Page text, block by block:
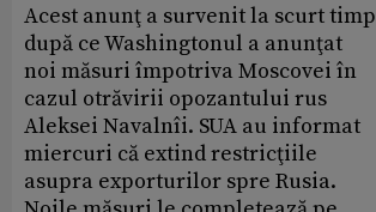
Acest anunţ a survenit la scurt timp
după ce Washingtonul a anunţat
noi măsuri împotriva Moscovei în
cazul otrăvirii opozantului rus
Aleksei Navalnîi. SUA au informat
miercuri că extind restricţiile
asupra exporturilor spre Rusia.